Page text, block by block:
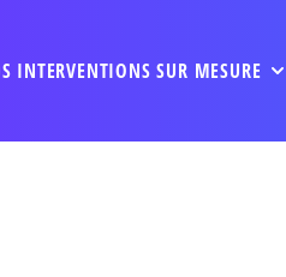
INTERVENTIONS SUR MESURE